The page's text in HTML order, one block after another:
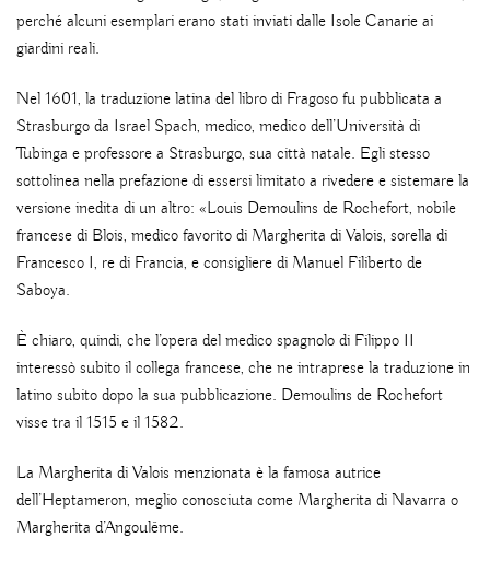
perché alcuni esemplari erano stati inviati dalle Isole Canarie ai
giardini reali.
Nel 1601, la traduzione latina del libro di Fragoso fu pubblicata a
Strasburgo da Israel Spach, medico, medico dell’Università di
Tubinga e professore a Strasburgo, sua città natale. Egli stesso
sottolinea nella prefazione di essersi limitato a rivedere e sistemare la
versione inedita di un altro: «Louis Demoulins de Rochefort, nobile
francese di Blois, medico favorito di Margherita di Valois, sorella di
Francesco I, re di Francia, e consigliere di Manuel Filiberto de
Saboya.
È chiaro, quindi, che l’opera del medico spagnolo di Filippo II
interessò subito il collega francese, che ne intraprese la traduzione in
latino subito dopo la sua pubblicazione. Demoulins de Rochefort
visse tra il 1515 e il 1582.
La Margherita di Valois menzionata è la famosa autrice
dell’Heptameron, meglio conosciuta come Margherita di Navarra o
Margherita d’Angoulême.